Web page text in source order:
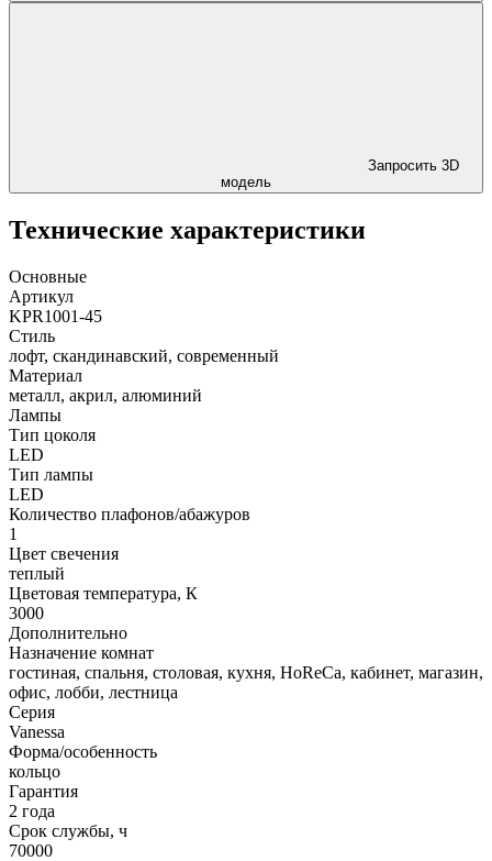
Запросить 3D
модель
Технические характеристики
Основные
Артикул
KPR1001-45
Стиль
лофт, скандинавский, современный
Материал
металл, акрил, алюминий
Лампы
Тип цоколя
LED
Тип лампы
LED
Количество плафонов/абажуров
1
Цвет свечения
теплый
Цветовая температура, К
3000
Дополнительно
Назначение комнат
гостиная, спальня, столовая, кухня, HoReCa, кабинет, магазин,
офис, лобби, лестница
Серия
Vanessa
Форма/особенность
кольцо
Гарантия
2 года
Срок службы, ч
70000